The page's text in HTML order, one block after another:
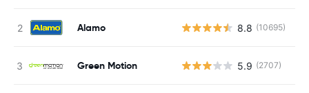
Alamo 8.8 (10695)
Green Motion 5.9 (2707)